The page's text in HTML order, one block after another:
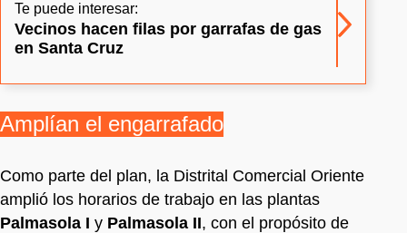
Te puede interesar:
Vecinos hacen filas por garrafas de gas
en Santa Cruz
Amplían el engarrafado
Como parte del plan, la Distrital Comercial Oriente
amplió los horarios de trabajo en las plantas
Palmasola I y Palmasola II, con el propósito de